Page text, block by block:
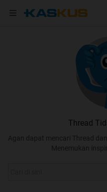
Thread
Agan dapat mencari Thread
Menemukan